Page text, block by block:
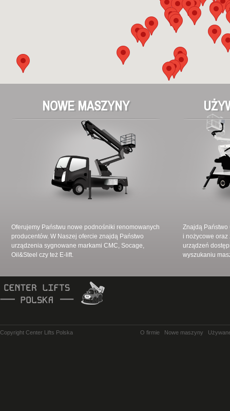
NOWE MASZYNY
Oferujemy Państwu nowe podnośniki renomowanych
producentów. W Naszej ofercie znajdą Państwo
urządzenia sygnowane markami CMC, Socage,
Oil&Steel czy też E-lift.
Znajdą
i nożycowe oraz
urządzeń
wyszukaniu
Copyright Center Lifts Polska O firmie Nowe maszyny